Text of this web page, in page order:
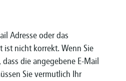
Adresse oder das
ist nicht korrekt. Wenn Sie
die angegebene E-Mail
Sie vermutlich Ihr